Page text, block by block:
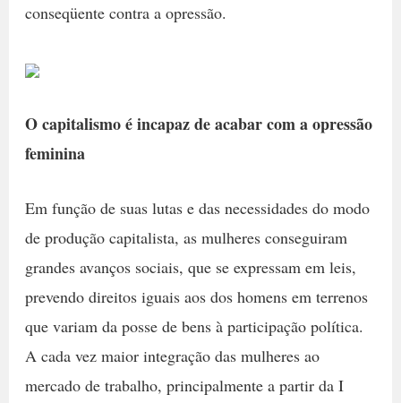
conseqüente contra a opressão.
O capitalismo é incapaz de acabar com a opressão
feminina
Em função de suas lutas e das necessidades do modo
de produção capitalista, as mulheres conseguiram
grandes avanços sociais, que se expressam em leis,
prevendo direitos iguais aos dos homens em terrenos
que variam da posse de bens à participação política.
A cada vez maior integração das mulheres ao
mercado de trabalho, principalmente a partir da I